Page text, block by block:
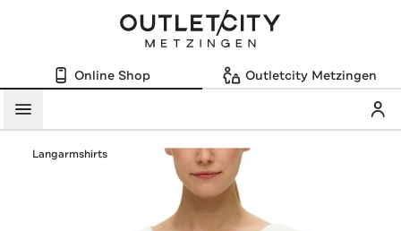
Online Shop Outletcity Metzingen
Menü
Langarmshirts